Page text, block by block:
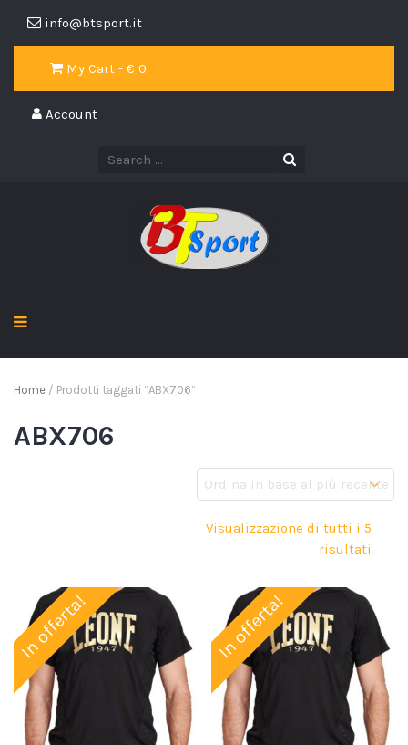
info@btsport.it
My Cart - € 0
Account
Home / Prodotti taggati “ABX706”
ABX706
Visualizzazione di tutti i 5
risultati
In offerta! In offerta!